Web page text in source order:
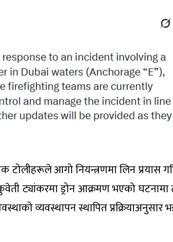
टोलीहरूले आगो नियन्त्रणमा लिन प्रयास
ट्यांकरमा ड्रोन आक्रमण भएको
व्यवस्थापन स्थापित प्रक्रियाअनुसार